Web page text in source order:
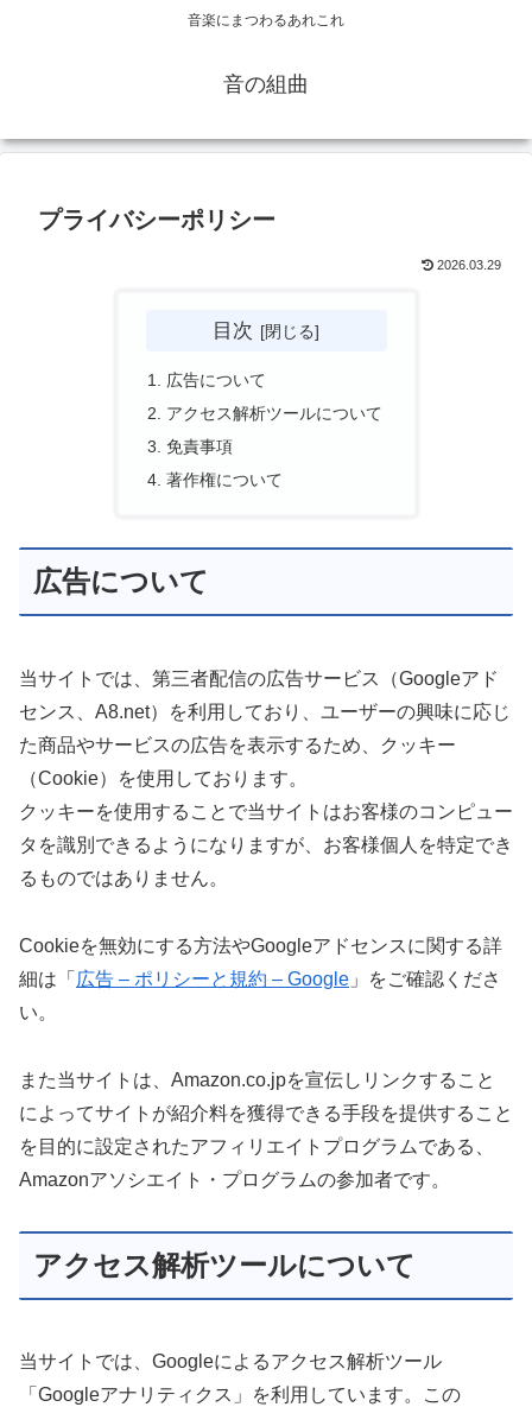
音楽にまつわるあれこれ
音の組曲
プライバシーポリシー
2026.03.29
目次
広告について
アクセス解析ツールについて
免責事項
著作権について
広告について
当サイトでは、第三者配信の広告サービス（Googleアド
センス、A8.net）を利用しており、ユーザーの興味に応じ
た商品やサービスの広告を表示するため、クッキー
（Cookie）を使用しております。
クッキーを使用することで当サイトはお客様のコンピュー
タを識別できるようになりますが、お客様個人を特定でき
るものではありません。
Cookieを無効にする方法やGoogleアドセンスに関する詳
細は「 広告 – ポリシーと規約 – Google 」をご確認くださ
い。
また当サイトは、Amazon.co.jpを宣伝しリンクすること
によってサイトが紹介料を獲得できる手段を提供すること
を目的に設定されたアフィリエイトプログラムである、
Amazonアソシエイト・プログラムの参加者です。
アクセス解析ツールについて
当サイトでは、Googleによるアクセス解析ツール
「Googleアナリティクス」を利用しています。この